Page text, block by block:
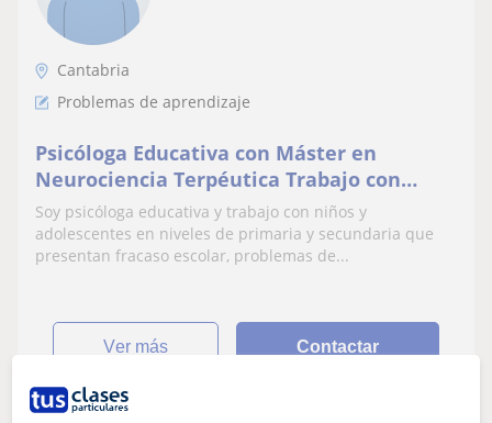
Cantabria
Problemas de aprendizaje
Psicóloga Educativa con Máster en
Neurociencia Terpéutica Trabajo con
niños y adolescentes con problemas de
aprendizaje y TDAH.
Soy psicóloga educativa y trabajo con niños y
adolescentes en niveles de primaria y secundaria que
presentan fracaso escolar, problemas de...
ver más Contactar